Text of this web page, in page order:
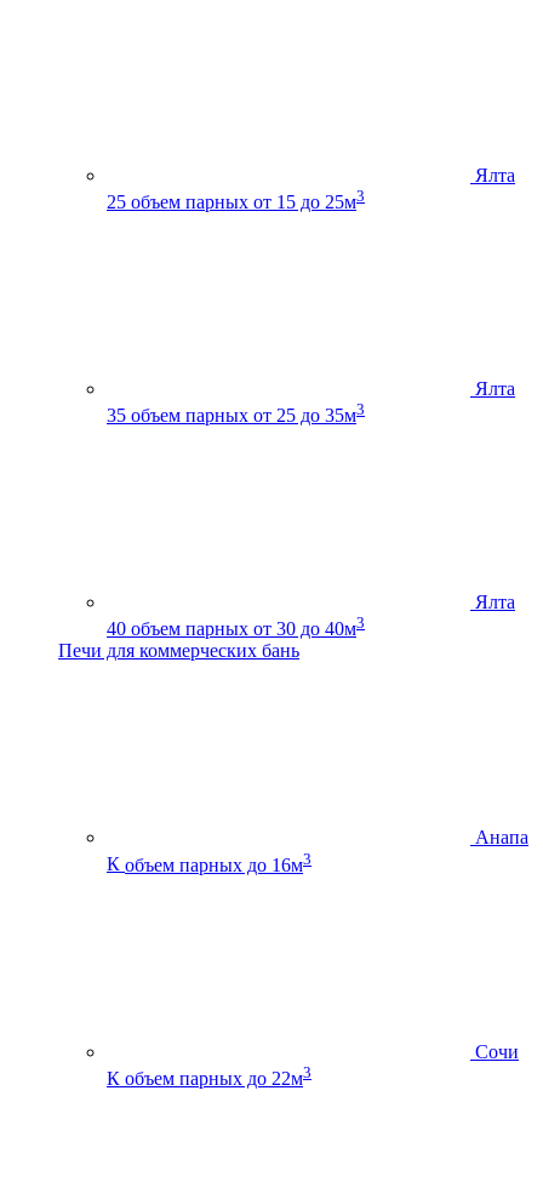
Ялта
25 объем парных от 15 до 25м3
Ялта
35 объем парных от 25 до 35м3
Ялта
40 объем парных от 30 до 40м3
Печи для коммерческих бань
Анапа
К объем парных до 16м3
Сочи
К объем парных до 22м3